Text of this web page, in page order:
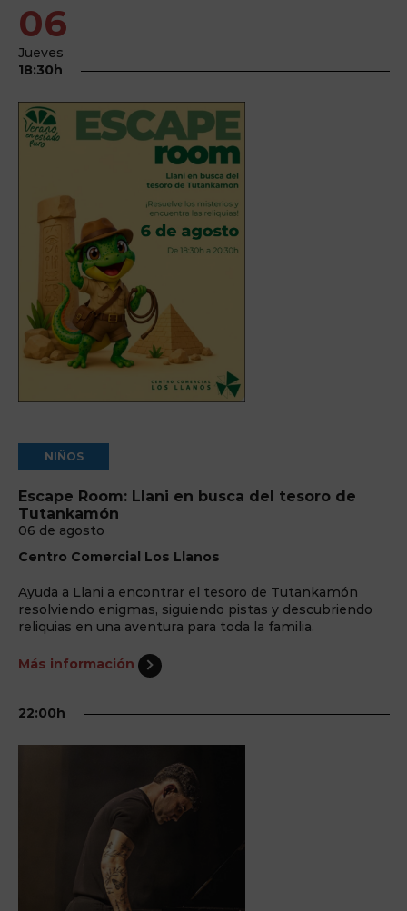
06
Jueves
18:30h
NIÑOS
Escape Room: Llani en busca del tesoro de
Tutankamón
06 de agosto
Centro Comercial Los Llanos
Ayuda a Llani a encontrar el tesoro de Tutankamón
resolviendo enigmas, siguiendo pistas y descubriendo
reliquias en una aventura para toda la familia.
Más información
22:00h